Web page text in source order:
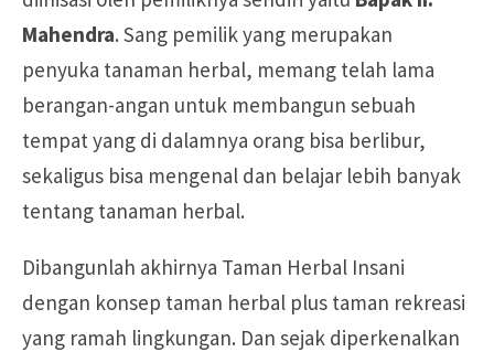
Mahendra. Sang pemilik yang merupakan
penyuka tanaman herbal, memang telah lama
berangan-angan untuk membangun sebuah
tempat yang di dalamnya orang bisa berlibur,
sekaligus bisa mengenal dan belajar lebih banyak
tentang tanaman herbal.
Dibangunlah akhirnya Taman Herbal Insani
dengan konsep taman herbal plus taman rekreasi
yang ramah lingkungan. Dan sejak diperkenalkan